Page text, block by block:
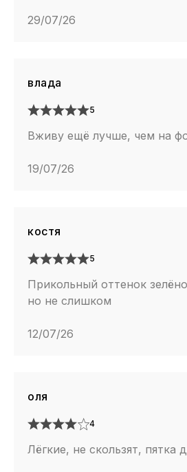
29/07/26
влада
5
Вживу ещё лучше, чем на
19/07/26
костя
5
Прикольный оттенок
но не слишком
12/07/26
оля
4
Лёгкие, не скользят, пятка